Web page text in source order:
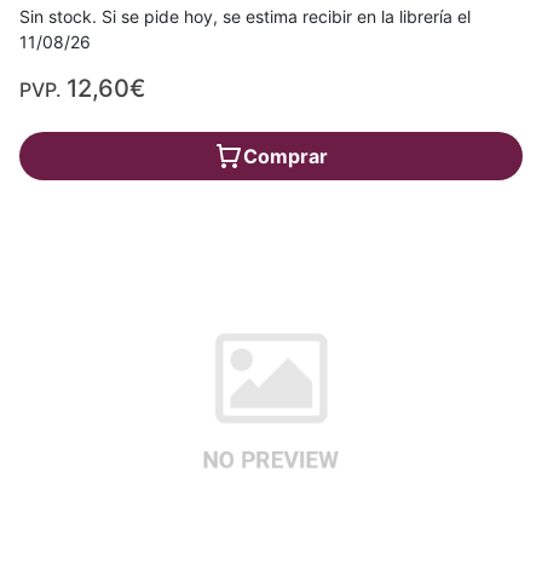
Sin stock. Si se pide hoy, se estima recibir en la librería el
11/08/26
PVP. 12,60€
Comprar